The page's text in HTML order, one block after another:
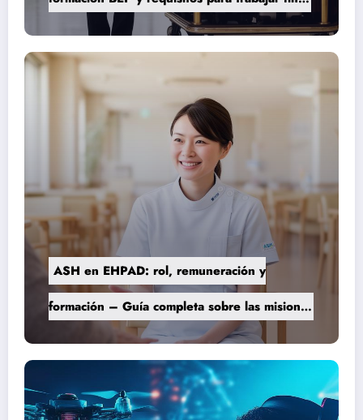
de semana en establecimientos de lujo
ASH en EHPAD: rol, remuneración y
formación – Guía completa sobre las misiones
del personal de servicio hospitalario